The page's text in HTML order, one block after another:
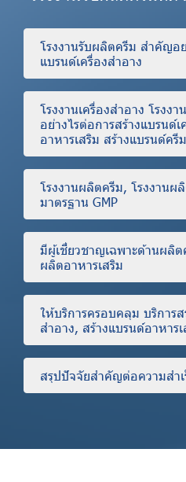
โรงงานรับผลิตครีม สำคัญอ
แบรนด์เครื่องสำอาง
โรงงานเครื่องสำอาง โรง
อย่างไรต่อการสร้างแบรนด์
อาหารเสริม สร้างแบรนด์ครีม
โรงงานผลิตครีม, โรงงานผ
มาตรฐาน GMP
มีผู้เชี่ยวชาญเฉพาะด้านผลิ
ผลิตอาหารเสริม
ให้บริการครอบคลุม บริการส
สำอาง, สร้างแบรนด์อาหารเ
สรุปปัจจัยสำคัญต่อความสำเ